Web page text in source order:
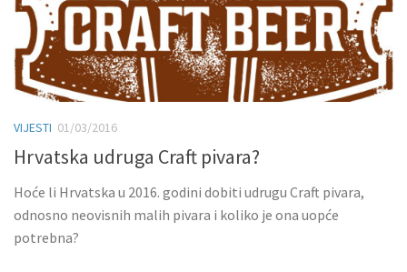
VIJESTI 01/03/2016
Hrvatska udruga Craft pivara?
Hoće li Hrvatska u 2016. godini dobiti udrugu Craft pivara,
odnosno neovisnih malih pivara i koliko je ona uopće
potrebna?